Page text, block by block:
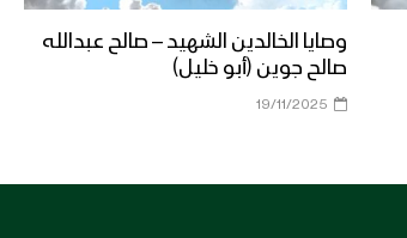
وصايا الخالدين الشهيد – صالح عبدالله
صالح جوين (أبو خليل)
19/11/2025